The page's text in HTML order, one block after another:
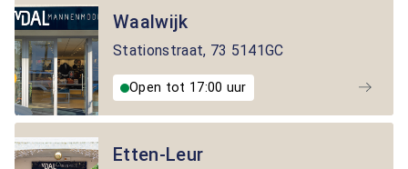
Waalwijk
Stationstraat, 73 5141GC
Open tot 17:00 uur
Etten-Leur